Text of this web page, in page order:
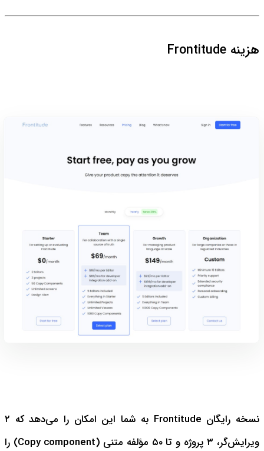
هزینه Frontitude
نسخه رایگان Frontitude به شما این امکان را می‌دهد که ۲
ویرایش‌گر، ۳ پروژه و تا ۵۰ مؤلفه متنی (Copy component) را